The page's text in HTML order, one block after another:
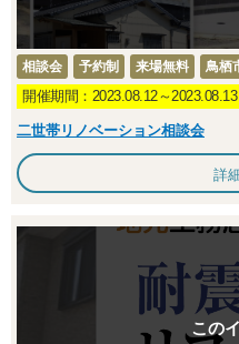
相談会 予約制 来場無料 鳥栖
開催期間：2023.08.12～2023.08.13
二世帯リノベーション相談会
詳
この